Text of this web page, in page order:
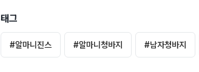
태그
#알마니진스 #알마니청바지 #남자청바지